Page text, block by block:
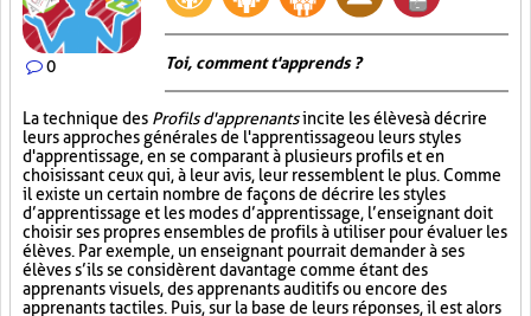
0 Toi, comment t'apprends ?
La technique des Profils d'apprenantsincite les élèves à décrire
leurs approches générales de l'apprentissage ou leurs styles
d'apprentissage, en se comparant à plusieurs profils et en
choisissant ceux qui, à leur avis, leur ressemblent le plus. Comme
il existe un certain nombre de façons de décrire les styles
d’apprentissage et les modes d’apprentissage, l’enseignant doit
choisir ses propres ensembles de profils à utiliser pour évaluer les
élèves. Par exemple, un enseignant pourrait demander à ses
élèves s’ils se considèrent davantage comme étant des
apprenants visuels, des apprenants auditifs ou encore des
apprenants tactiles. Puis, sur la base de leurs réponses, il est alors